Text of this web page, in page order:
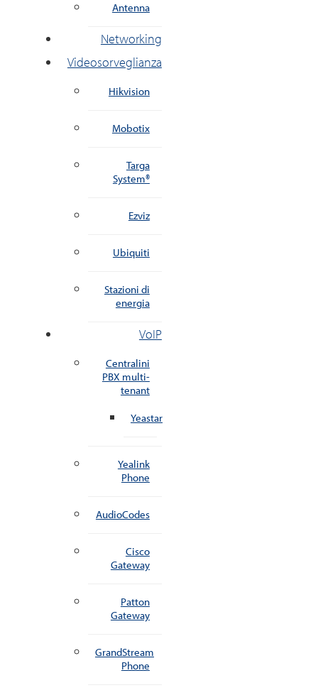
Antenna
Networking
Videosorveglianza
Hikvision
Mobotix
Targa
System®
Ezviz
Ubiquiti
Stazioni di
energia
VoIP
Centralini
PBX multi-
tenant
Yeastar
Yealink
Phone
AudioCodes
Cisco
Gateway
Patton
Gateway
GrandStream
Phone